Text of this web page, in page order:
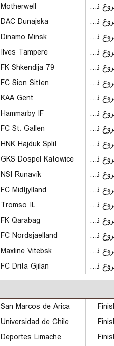
Motherwell بازی شروع نشده است
DAC Dunajska بازی شروع نشده است
Dinamo Minsk بازی شروع نشده است
Ilves Tampere بازی شروع نشده است
FK Shkendija 79 بازی شروع نشده است
FC Sion Sitten بازی شروع نشده است
KAA Gent بازی شروع نشده است
Hammarby IF بازی شروع نشده است
FC St. Gallen بازی شروع نشده است
HNK Hajduk Split بازی شروع نشده است
GKS Dospel Katowice بازی شروع نشده است
NSI Runavík بازی شروع نشده است
FC Midtjylland بازی شروع نشده است
Tromso IL بازی شروع نشده است
FK Qarabag بازی شروع نشده است
FC Nordsjaelland بازی شروع نشده است
Maxline Vitebsk بازی شروع نشده است
FC Drita Gjilan بازی شروع نشده است
San Marcos de Arica
Universidad de Chile
Deportes Limache